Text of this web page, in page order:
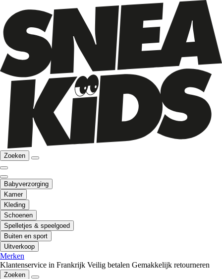
Zoeken
Babyverzorging
Kamer
Kleding
Schoenen
Spelletjes & speelgoed
Buiten en sport
Uitverkoop
Merken
Klantenservice in Frankrijk Veilig betalen Gemakkelijk retourneren
Zoeken